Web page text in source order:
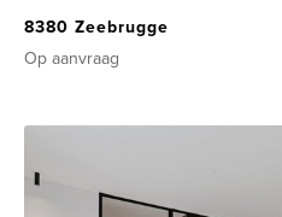
8380 Zeebrugge
Op aanvraag